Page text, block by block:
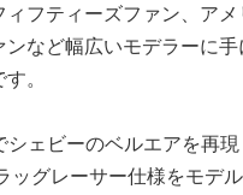
ィフティーズファン、ア
ンなど幅広いモデラーに手
。
ェビーのベルエアを再現
グレーサー仕様をモデ